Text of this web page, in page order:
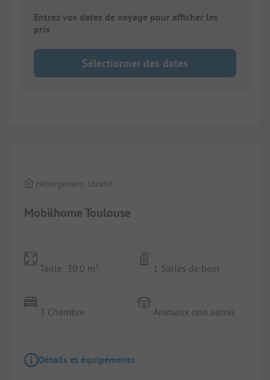
Entrez vos dates de voyage pour afficher les
prix
Sélectionner des dates
Mobilhome Toulouse
Hébergement Locatif
Taille: 30.0 m²
3 Chambre
1 Salles de bain
Animaux non admis
Détails et équipements